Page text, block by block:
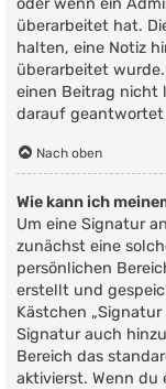
oder wenn ein
überarbeitet hat.
halten, eine Notiz
überarbeitet
einen Beitrag nicht
darauf
Nach oben
Wie kann ich
Um eine Signatur
zunächst eine
persönlichen
erstellt und
Kästchen
Signatur auch
Bereich das
aktivierst. Wenn du